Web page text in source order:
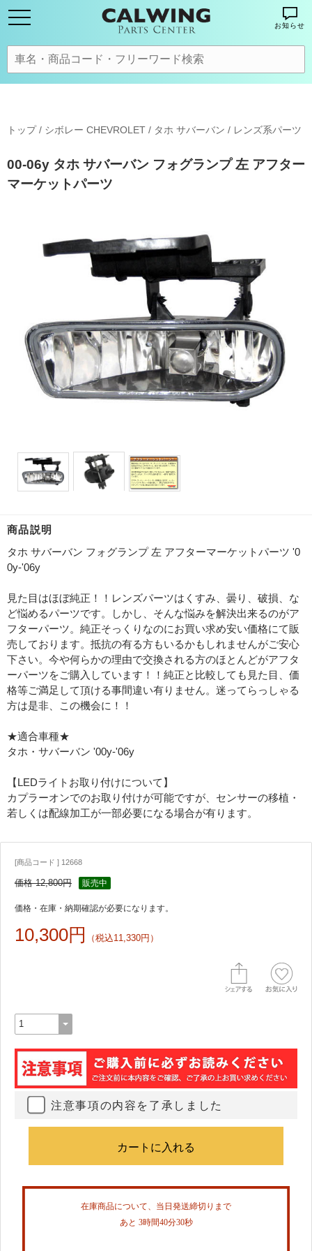
お知らせ
トップ/ シボレー CHEVROLET / タホ サバーバン / レンズ系パーツ
00-06y タホ サバーバン フォグランプ 左 アフター
マーケットパーツ
商品説明
タホ サバーバン フォグランプ 左 アフターマーケットパーツ '0
0y-'06y
見た目はほぼ純正！！レンズパーツはくすみ、曇り、破損、な
ど悩めるパーツです。しかし、そんな悩みを解決出来るのがア
フターパーツ。純正そっくりなのにお買い求め安い価格にて販
売しております。抵抗の有る方もいるかもしれませんがご安心
下さい。今や何らかの理由で交換される方のほとんどがアフタ
ーパーツをご購入しています！！純正と比較しても見た目、価
格等ご満足して頂ける事間違い有りません。迷ってらっしゃる
方は是非、この機会に！！
★適合車種★
タホ・サバーバン '00y-'06y
【LEDライトお取り付けについて】
カプラーオンでのお取り付けが可能ですが、センサーの移植・
若しくは配線加工が一部必要になる場合が有ります。
[商品コード ] 12668
価格 12,800円 販売中
価格・在庫・納期確認が必要になります。
10,300円 （税込11,330円）
注意事項の内容を了承しました
在庫商品について、当日発送締切りまで
あと 3時間40分30秒